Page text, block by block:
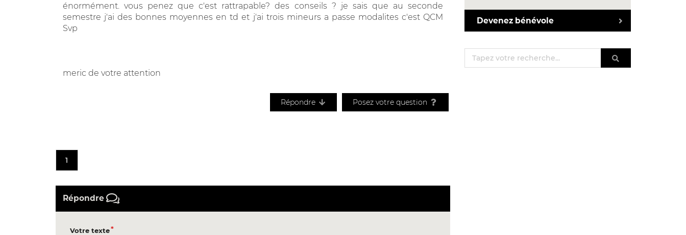
énormément. vous penez que c'est rattrapable? des conseils ? je sais que au seconde
semestre j'ai des bonnes moyennes en td et j'ai trois mineurs a passe modalites c'est QCM
Svp
meric de votre attention
Répondre Posez votre question
1
Répondre
Votre texte
Devenez bénévole